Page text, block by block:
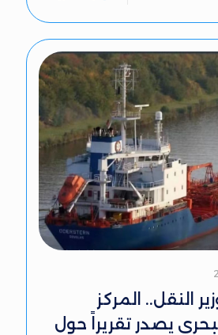
النقل.. المركز
يصدر تقريراً حول